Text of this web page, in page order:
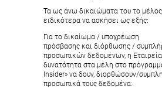
Τα ως άνω δικαιώματα του το
ειδικότερα να ασκήσει ως εξής:
Για το δικαίωμα / υποχρέωση
πρόσβασης και διόρθωσης /
προσωπικών δεδομένων, η
δυνατότητα στα μέλη στο
Insider» να δουν, διορθώσουν/
προσωπικά τους δεδομένα: